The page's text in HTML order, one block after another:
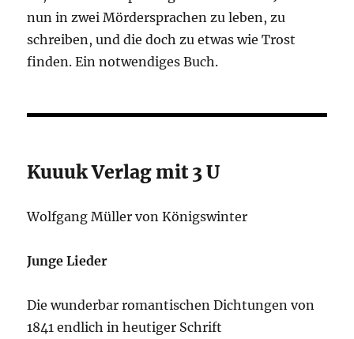
nun in zwei Mördersprachen zu leben, zu
schreiben, und die doch zu etwas wie Trost
finden. Ein notwendiges Buch.
Kuuuk Verlag mit 3 U
Wolfgang Müller von Königswinter
Junge Lieder
Die wunderbar romantischen Dichtungen von
1841 endlich in heutiger Schrift